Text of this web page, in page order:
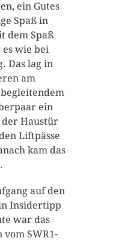
ein Gutes
Spaß in
dem Spaß
es wie bei
Das lag in
am
ein
der Haustür
Liftpässe
kam das
auf den
Insidertipp
war das
SWR1-